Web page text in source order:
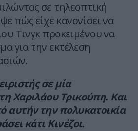
σε τηλεοπτική
πώς είχε κανονίσει να
Τινγκ προκειμένου να
για την εκτέλεση
σε μία
Χαριλάου Τρικούπη. Και
αυτήν την πολυκατοικία
κάτι Κινέζοι.